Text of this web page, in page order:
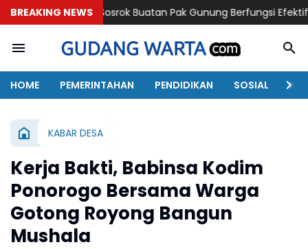
BREAKING NEWS
Sosrok Buatan Pak Gunung Berfungsi Efektif Merapikan
HOME PEMERINTAHAN PENDIDIKAN SOSIAL
KABAR DESA
Kerja Bakti, Babinsa Kodim
Ponorogo Bersama Warga
Gotong Royong Bangun
Mushala